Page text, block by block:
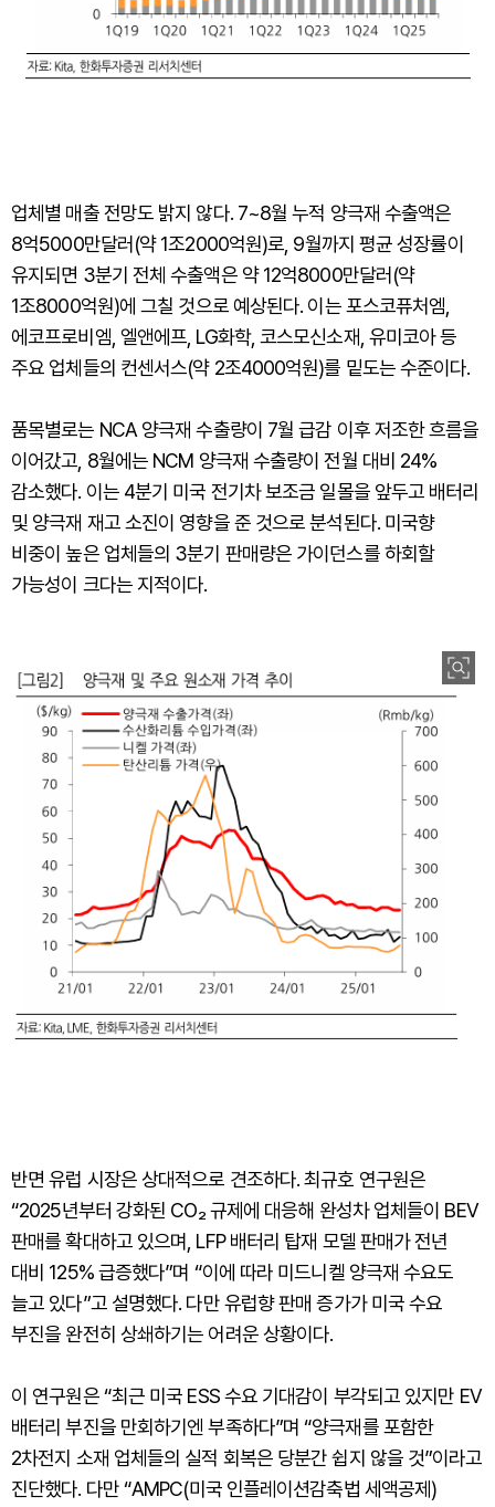
업체별 매출 전망도 밝지 않다. 7~8월 누적 양극재 수출액은
8억5000만달러(약 1조2000억원)로, 9월까지 평균 성장률이
유지되면 3분기 전체 수출액은 약 12억8000만달러(약
1조8000억원)에 그칠 것으로 예상된다. 이는 포스코퓨처엠,
에코프로비엠, 엘앤에프, LG화학, 코스모신소재, 유미코아 등
주요 업체들의 컨센서스(약 2조4000억원)를 밑도는 수준이다.
품목별로는 NCA 양극재 수출량이 7월 급감 이후 저조한 흐름을
이어갔고, 8월에는 NCM 양극재 수출량이 전월 대비 24%
감소했다. 이는 4분기 미국 전기차 보조금 일몰을 앞두고 배터리
및 양극재 재고 소진이 영향을 준 것으로 분석된다. 미국향
비중이 높은 업체들의 3분기 판매량은 가이던스를 하회할
가능성이 크다는 지적이다.
반면 유럽 시장은 상대적으로 견조하다. 최규호 연구원은
“2025년부터 강화된 CO₂ 규제에 대응해 완성차 업체들이 BEV
판매를 확대하고 있으며, LFP 배터리 탑재 모델 판매가 전년
대비 125% 급증했다”며 “이에 따라 미드니켈 양극재 수요도
늘고 있다”고 설명했다. 다만 유럽향 판매 증가가 미국 수요
부진을 완전히 상쇄하기는 어려운 상황이다.
이 연구원은 “최근 미국 ESS 수요 기대감이 부각되고 있지만 EV
배터리 부진을 만회하기엔 부족하다”며 “양극재를 포함한
2차전지 소재 업체들의 실적 회복은 당분간 쉽지 않을 것”이라고
진단했다. 다만 “AMPC(미국 인플레이션감축법 세액공제)